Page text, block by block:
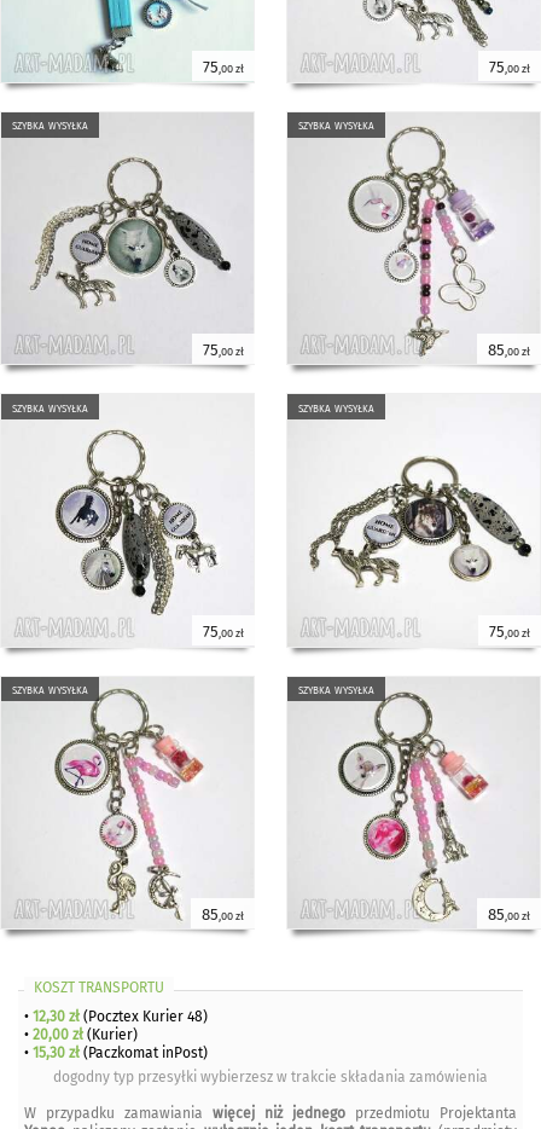
75,00 zł 75,00 zł
szybka wysyłka
75 ,00 zł
szybka wysyłka
85 ,00 zł
szybka wysyłka
75,00 zł
szybka wysyłka
75,00 zł
szybka wysyłka
85 ,00 zł
szybka wysyłka
85 ,00 zł
KOSZT TRANSPORTU
• 12,30 zł (Pocztex Kurier 48)
• 20,00 zł (Kurier)
• 15,30 zł (Paczkomat inPost)
dogodny typ przesyłki wybierzesz w trakcie składania zamówienia
W przypadku zamawiania więcej niż jednego przedmiotu Projektanta